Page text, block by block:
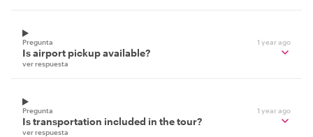
Pregunta 1 year ago
Is airport pickup available?
ver respuesta
Pregunta 1 year ago
Is transportation included in the tour?
ver respuesta